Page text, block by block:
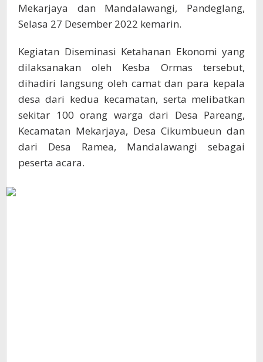
Mekarjaya dan Mandalawangi, Pandeglang,
Selasa 27 Desember 2022 kemarin.
Kegiatan Diseminasi Ketahanan Ekonomi yang
dilaksanakan oleh Kesba Ormas tersebut,
dihadiri langsung oleh camat dan para kepala
desa dari kedua kecamatan, serta melibatkan
sekitar 100 orang warga dari Desa Pareang,
Kecamatan Mekarjaya, Desa Cikumbueun dan
dari Desa Ramea, Mandalawangi sebagai
peserta acara.